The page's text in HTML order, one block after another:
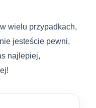
wielu przypadkach,
jesteście pewni,
najlepiej,